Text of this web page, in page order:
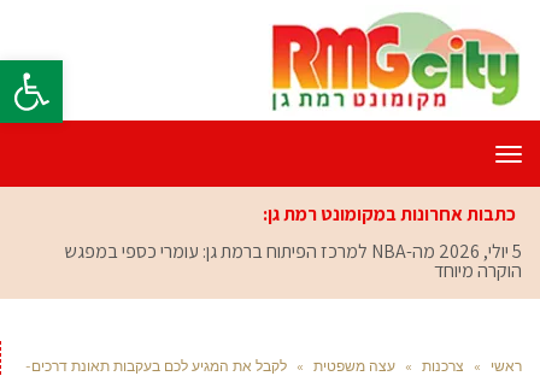
פתח
תפריט
כתבות אחרונות במקומונט רמת גן:
5 יולי, 2026
מה-NBA למרכז הפיתוח ברמת גן: עומרי כספי במפגש
הוקרה מיוחד
ראשי » צרכנות » עצה משפטית » לקבל את המגיע לכם בעקבות תאונת דרכים-